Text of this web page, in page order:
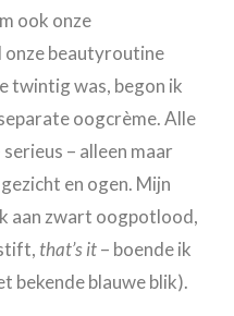
ook onze
beautyroutine
twintig was, begon ik
oogcrème. Alle
– alleen maar
en ogen. Mijn
aan zwart oogpotlood,
that’s it– boende ik
bekende blauwe blik).